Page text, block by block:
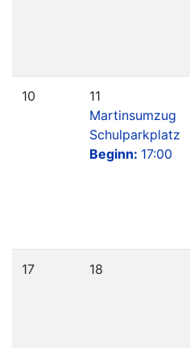
10
11
Martinsumzug
Schulparkplatz
Beginn: 17:00
17 18